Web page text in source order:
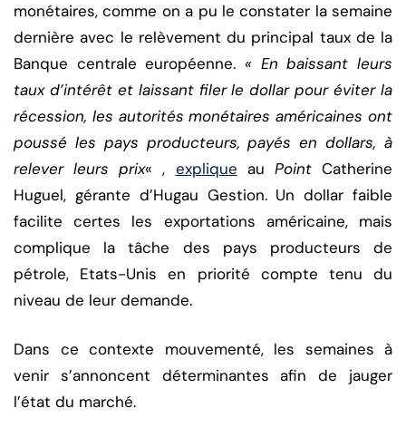
monétaires, comme on a pu le constater la semaine
dernière avec le relèvement du principal taux de la
Banque centrale européenne. « En baissant leurs
taux d’intérêt et laissant filer le dollar pour éviter la
récession, les autorités monétaires américaines ont
poussé les pays producteurs, payés en dollars, à
relever leurs prix« , explique au PointCatherine
Huguel, gérante d’Hugau Gestion. Un dollar faible
facilite certes les exportations américaine, mais
complique la tâche des pays producteurs de
pétrole, Etats-Unis en priorité compte tenu du
niveau de leur demande.
Dans ce contexte mouvementé, les semaines à
venir s’annoncent déterminantes afin de jauger
l’état du marché.